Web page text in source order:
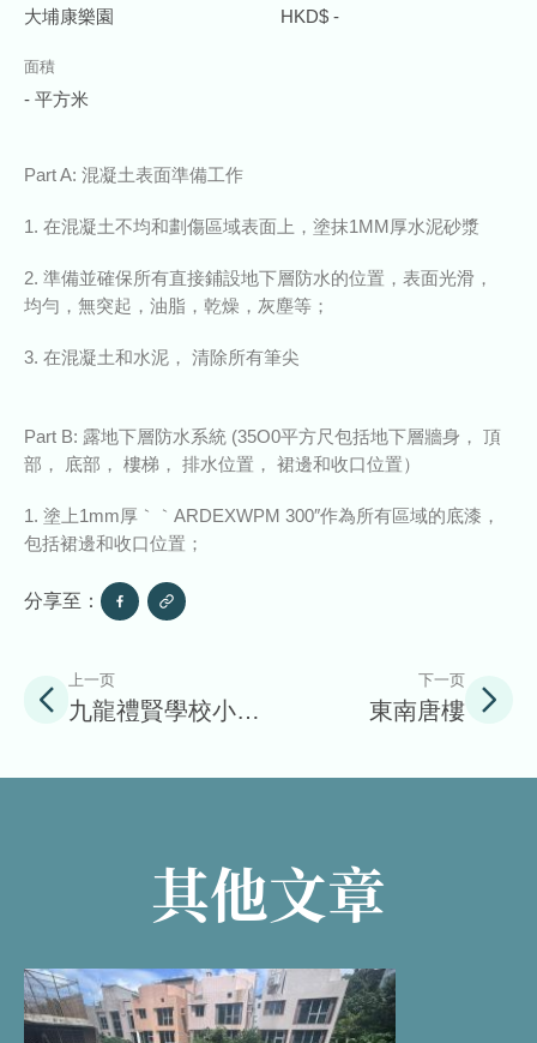
大埔康樂園 HKD$ -
面積
- 平方米
Part A: 混凝土表面準備工作
1. 在混凝土不均和劃傷區域表面上，塗抹1MM厚水泥砂漿
2. 準備並確保所有直接鋪設地下層防水的位置，表面光滑，
均勻，無突起，油脂，乾燥，灰塵等；
3. 在混凝土和水泥， 清除所有筆尖
Part B: 露地下層防水系統 (35O0平方尺包括地下層牆身， 頂
部， 底部， 樓梯， 排水位置， 裙邊和收口位置）
1. 塗上1mm厚｀｀ARDEXWPM 300″作為所有區域的底漆，
包括裙邊和收口位置；
分享至：
上一页
九龍禮賢學校小學
下一页
東南唐樓
其他文章